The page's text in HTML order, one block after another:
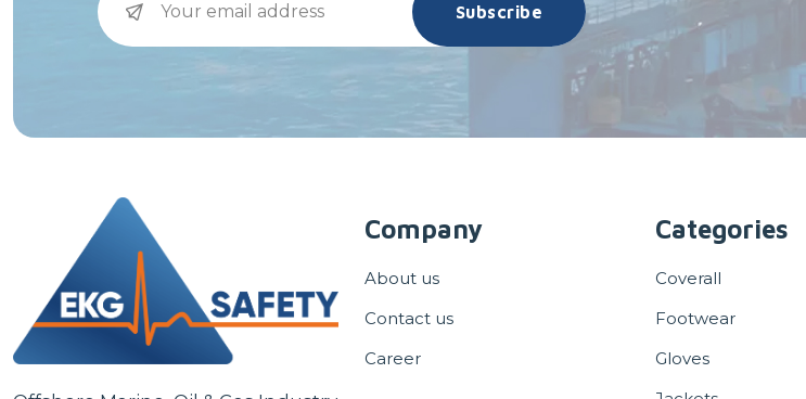
Subscribe
Company
About us
Contact us
Career
Categories
Coverall
Footwear
Gloves